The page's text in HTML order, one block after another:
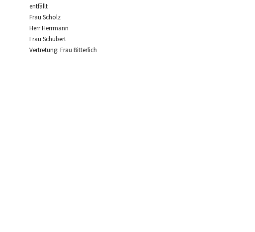
entfällt
Frau Scholz
Herr Herrmann
Frau Schubert
Vertretung: Frau Bitterlich